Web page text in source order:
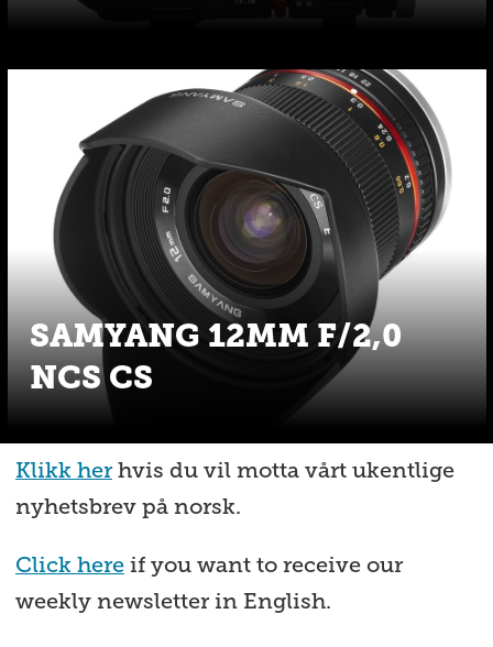
SAMYANG 12MM F/2,0
NCS CS
Klikk herhvis du vil motta vårt ukentlige
nyhetsbrev på norsk.
Click hereif you want to receive our
weekly newsletter in English.